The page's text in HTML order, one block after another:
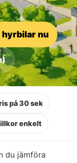
hyrbilar nu
på 30 sek
enkelt
du jämföra